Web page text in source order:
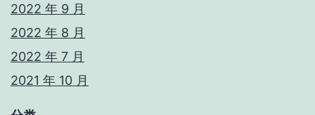
2022 年 9 月
2022 年 8 月
2022 年 7 月
2021 年 10 月